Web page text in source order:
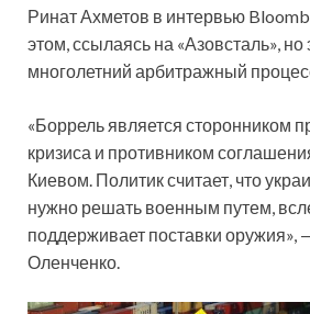
Ринат Ахметов в интервью
этом, ссылаясь на «Азовсталь», но
многолетний арбитражный
«Боррель является сторонником
кризиса и противником
Киевом. Политик считает, что
нужно решать военным путем,
поддерживает поставки оружия»,
Оленченко.